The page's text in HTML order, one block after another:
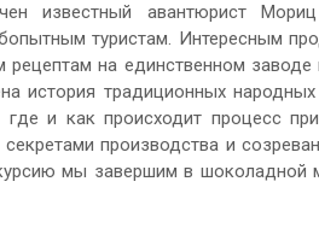
известный авантюрист Мориц
туристам. Интересным
рецептам на единственном заводе
история традиционных
и как происходит процесс
производства и
мы завершим в шоколадной